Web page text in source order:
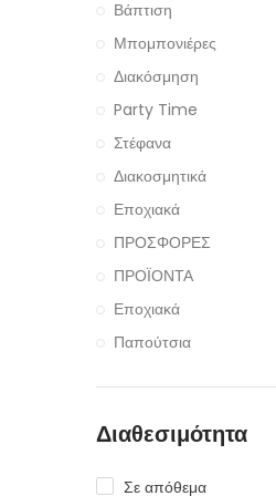
Βάπτιση
Μπομπονιέρες
Διακόσμηση
Party Time
Στέφανα
Διακοσμητικά
Εποχιακά
ΠΡΟΣΦΟΡΕΣ
ΠΡΟΪΟΝΤΑ
Εποχιακά
Παπούτσια
Διαθεσιμότητα
Σε απόθεμα